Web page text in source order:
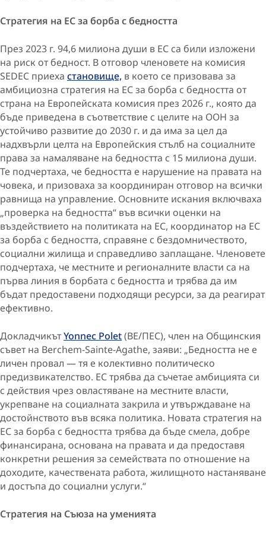
Стратегия на ЕС за борба с бедността
През 2023 г. 94,6 милиона души в ЕС са били изложени
на риск от бедност. В отговор членовете на комисия
SEDEC приеха становище, в което се призовава за
амбициозна стратегия на ЕС за борба с бедността от
страна на Европейската комисия през 2026 г., която да
бъде приведена в съответствие с целите на ООН за
устойчиво развитие до 2030 г. и да има за цел да
надхвърли целта на Европейския стълб на социалните
права за намаляване на бедността с 15 милиона души.
Те подчертаха, че бедността е нарушение на правата на
човека, и призоваха за координиран отговор на всички
равнища на управление. Основните искания включваха
„проверка на бедността“ във всички оценки на
въздействието на политиката на ЕС, координатор на ЕС
за борба с бедността, справяне с бездомничеството,
социални жилища и справедливо заплащане. Членовете
подчертаха, че местните и регионалните власти са на
първа линия в борбата с бедността и трябва да им
бъдат предоставени подходящи ресурси, за да реагират
ефективно.
ДокладчикътYonnec Polet(BE/ПЕС), член на Общинския
съвет на Berchem-Sainte-Agathe, заяви: „Бедността не е
личен провал — тя е колективно политическо
предизвикателство. ЕС трябва да съчетае амбицията си
с действия чрез овластяване на местните власти,
укрепване на социалната закрила и утвърждаване на
достойнството във всяка политика. Новата стратегия на
ЕС за борба с бедността трябва да бъде смела, добре
финансирана, основана на правата и да предоставя
конкретни решения за семействата по отношение на
доходите, качествената работа, жилищното настаняване
и достъпа до социални услуги.“
Стратегия на Съюза на уменията